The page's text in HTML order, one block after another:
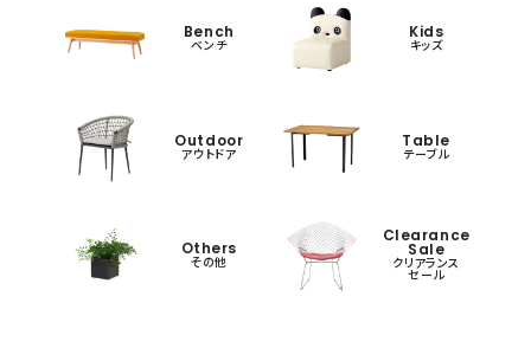
Bench
ベンチ
Kids
キッズ
Outdoor
アウトドア
Table
テーブル
Others
その他
Clearance
Sale
クリアランス
セール